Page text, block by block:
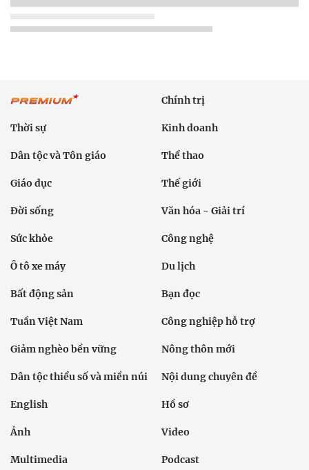
Chính trị
Thời sự Kinh doanh
Dân tộc và Tôn giáo Thể thao
Giáo dục Thế giới
Đời sống Văn hóa - Giải trí
Sức khỏe Công nghệ
Ô tô xe máy Du lịch
Bất động sản Bạn đọc
Tuần Việt Nam Công nghiệp hỗ trợ
Giảm nghèo bền vững Nông thôn mới
Dân tộc thiểu số và miền núi Nội dung chuyên đề
English Hồ sơ
Ảnh Video
Multimedia Podcast